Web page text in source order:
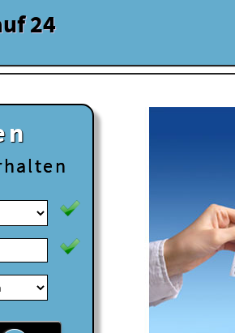
24